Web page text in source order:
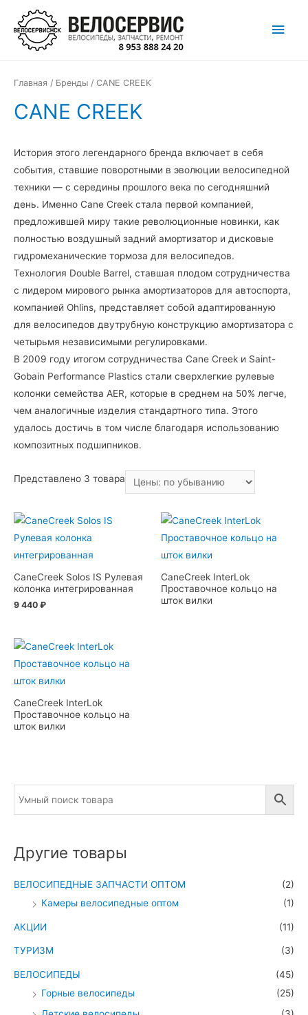
Перейти
содержимому
Главная / Бренды / CANE CREEK
CANE CREEK
История этого легендарного бренда включает в себя
события, ставшие поворотными в эволюции велосипедной
техники — с середины прошлого века по сегодняшний
день. Именно Cane Creek стала первой компанией,
предложившей миру такие революционные новинки, как
полностью воздушный задний амортизатор и дисковые
гидромеханические тормоза для велосипедов.
Технология Double Barrel, ставшая плодом сотрудничества
с лидером мирового рынка амортизаторов для автоспорта,
компанией Ohlins, представляет собой адаптированную
для велосипедов двутрубную конструкцию амортизатора с
четырьмя независимыми регулировками.
В 2009 году итогом сотрудничества Cane Creek и Saint-
Gobain Performance Plastics стали сверхлегкие рулевые
колонки семейства AER, которые в среднем на 50% легче,
чем аналогичные изделия стандартного типа. Этого
удалось достичь в том числе благодаря использованию
композитных подшипников.
Представлено 3 товара
CaneCreek Solos IS Рулевая
колонка интегрированная
9 440 ₽
CaneCreek InterLok
Проставочное кольцо на
шток вилки
CaneCreek InterLok
Проставочное кольцо на
шток вилки
Другие товары
ВЕЛОСИПЕДНЫЕ ЗАПЧАСТИ ОПТОМ
(2)
Камеры велосипедные оптом
(1)
АКЦИИ (11)
ТУРИЗМ (3)
ВЕЛОСИПЕДЫ
(45)
Горные велосипеды
(25)